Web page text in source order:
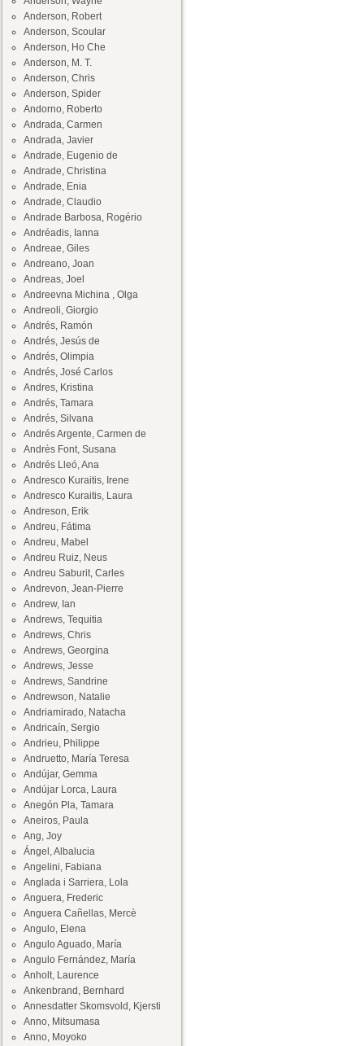
Anderson, Robert
Anderson, Scoular
Anderson, Ho Che
Anderson, M. T.
Anderson, Chris
Anderson, Spider
Andorno, Roberto
Andrada, Carmen
Andrada, Javier
Andrade, Eugenio de
Andrade, Christina
Andrade, Enia
Andrade, Claudio
Andrade Barbosa, Rogério
Andréadis, Ianna
Andreae, Giles
Andreano, Joan
Andreas, Joel
Andreevna Michina , Olga
Andreoli, Giorgio
Andrés, Ramón
Andrés, Jesús de
Andrés, Olimpia
Andrés, José Carlos
Andres, Kristina
Andrés, Tamara
Andrés, Silvana
Andrés Argente, Carmen de
Andrès Font, Susana
Andrés Lleó, Ana
Andresco Kuraitis, Irene
Andresco Kuraitis, Laura
Andreson, Erik
Andreu, Fátima
Andreu, Mabel
Andreu Ruiz, Neus
Andreu Saburit, Carles
Andrevon, Jean-Pierre
Andrew, Ian
Andrews, Tequitia
Andrews, Chris
Andrews, Georgina
Andrews, Jesse
Andrews, Sandrine
Andrewson, Natalie
Andriamirado, Natacha
Andricaín, Sergio
Andrieu, Philippe
Andruetto, María Teresa
Andújar, Gemma
Andújar Lorca, Laura
Anegón Pla, Tamara
Aneiros, Paula
Ang, Joy
Ángel, Albalucia
Angelini, Fabiana
Anglada i Sarriera, Lola
Anguera, Frederic
Anguera Cañellas, Mercè
Angulo, Elena
Angulo Aguado, María
Angulo Fernández, María
Anholt, Laurence
Ankenbrand, Bernhard
Annesdatter Skomsvold, Kjersti
Anno, Mitsumasa
Anno, Moyoko